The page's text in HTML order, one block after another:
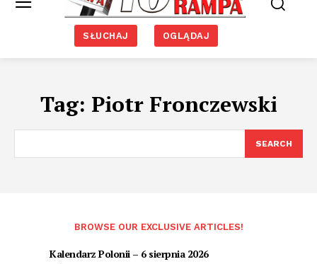
SŁUCHAJ OGLĄDAJ
Tag: Piotr Fronczewski
SEARCH
BROWSE OUR EXCLUSIVE ARTICLES!
Kalendarz Polonii – 6 sierpnia 2026